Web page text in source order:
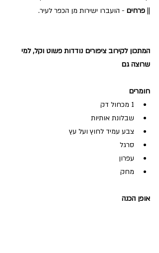
|| פרחים - הועברו ישירות מן הכפר לעיר.
המתכון לקירוב ציפורים נודדות פשוט וקל, למי
שרוצה גם
חומרים
1 מכחול דק
שבלונת אותיות
צבע עמיד לחוץ ועל עץ
סרגל
עפרון
מחק
אופן הכנה